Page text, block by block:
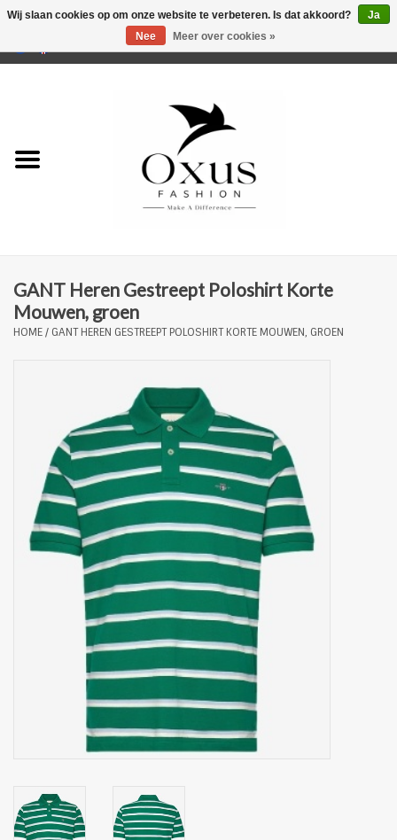
Merken
GANT Heren Gestreept Poloshirt Korte
Mouwen, groen
HOME/ GANT HEREN GESTREEPT POLOSHIRT KORTE MOUWEN, GROEN
Wij slaan cookies op om onze website te verbeteren. Is dat akkoord?
Ja
Nee
Meer over cookies »